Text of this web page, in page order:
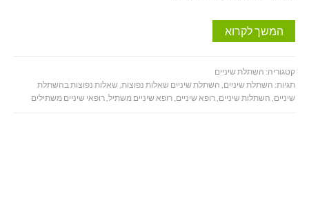
המשך לקרוא
קטגוריה: השתלת שיניים
תגיות: השתלת שיניים, השתלת שיניים שאלות נפוצות, שאלות נפוצות בהשתלת
שיניים, השתלות שיניים,רופא שיניים,רופא שיניים משתיל,רופאי שיניים משתילים